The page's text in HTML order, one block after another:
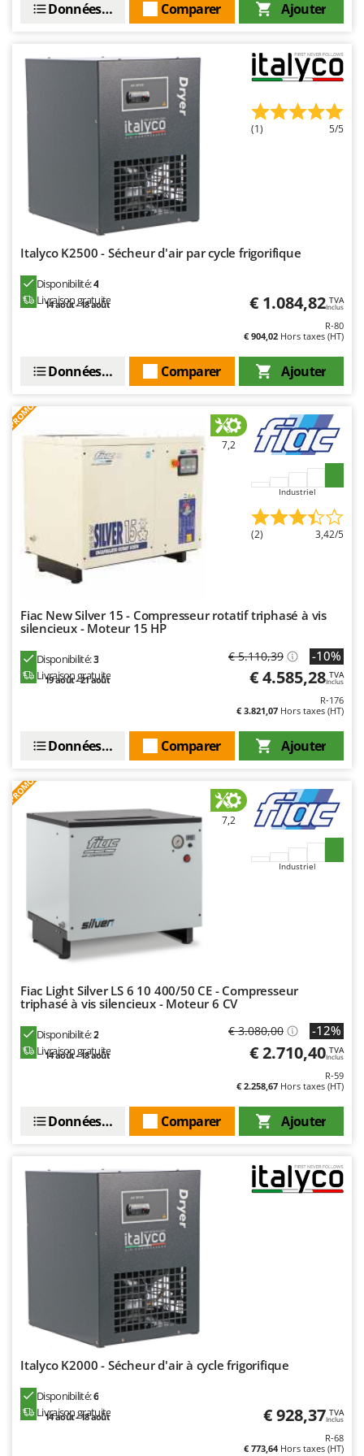
Master
Masterpro
More than chef
MOSA
MOVA
Mowox
New O.M.R.A.
Novatec
NuovaFac
O
Officine Savioli
Olix
Omas
Ompagrill
Oriental Koshin
P
Palazzetti
Palumbo Pavi
Partisani
Pramac
Prismafood
R
R.G.V.
Rato
Reber
Ribimex
Ritter
River Systems
Rover Pompe
S
S.T.P.
Santos
Sbaraglia
Ajouter
Comparer
Données techniques
(1) 5/5
Italyco K2500 - Sécheur d'air par cycle frigorifique
Disponibilité:4
Livraison gratuite
14 août - 18 août € 1.084,82 TVA
Inclus
R-80
€ 904,02 Hors taxes (HT)
Ajouter
Comparer
Données techniques
PROMO
7,2
Industriel
(2) 3,42/5
Fiac New Silver 15 - Compresseur rotatif triphasé à vis
silencieux - Moteur 15 HP
Disponibilité:3
Livraison gratuite
19 août - 21 août
€ 5.110,39 -10%
€ 4.585,28 TVA
Inclus
R-176
€ 3.821,07 Hors taxes (HT)
Ajouter
Comparer
Données techniques
PROMO
7,2
Industriel
Fiac Light Silver LS 6 10 400/50 CE - Compresseur
triphasé à vis silencieux - Moteur 6 CV
Disponibilité:2
Livraison gratuite
14 août - 18 août
€ 3.080,00 -12%
€ 2.710,40 TVA
Inclus
R-59
€ 2.258,67 Hors taxes (HT)
Ajouter
Comparer
Données techniques
Italyco K2000 - Sécheur d'air à cycle frigorifique
Disponibilité:6
Livraison gratuite
14 août - 18 août € 928,37 TVA
Inclus
R-68
€ 773,64Hors taxes (HT)